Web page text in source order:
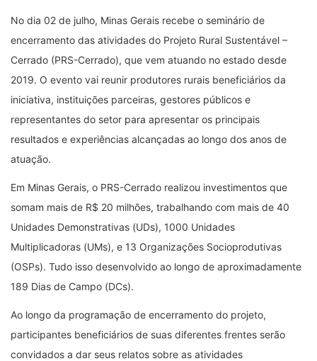
No dia 02 de julho, Minas Gerais recebe o seminário de
encerramento das atividades do Projeto Rural Sustentável –
Cerrado (PRS-Cerrado), que vem atuando no estado desde
2019. O evento vai reunir produtores rurais beneficiários da
iniciativa, instituições parceiras, gestores públicos e
representantes do setor para apresentar os principais
resultados e experiências alcançadas ao longo dos anos de
atuação.
Em Minas Gerais, o PRS-Cerrado realizou investimentos que
somam mais de R$ 20 milhões, trabalhando com mais de 40
Unidades Demonstrativas (UDs), 1000 Unidades
Multiplicadoras (UMs), e 13 Organizações Socioprodutivas
(OSPs). Tudo isso desenvolvido ao longo de aproximadamente
189 Dias de Campo (DCs).
Ao longo da programação de encerramento do projeto,
participantes beneficiários de suas diferentes frentes serão
convidados a dar seus relatos sobre as atividades